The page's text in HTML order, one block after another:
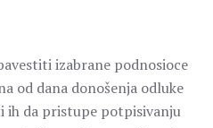
izabrane podnosioce
od dana donošenja odluke
ih da pristupe potpisivanju